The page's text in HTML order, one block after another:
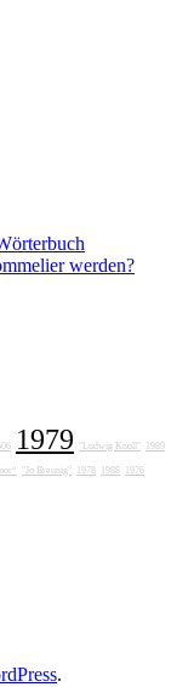
werden?
1979 "Ludwig Knoll" 1989
"Jo Breunig" 1978 1988 1976
.